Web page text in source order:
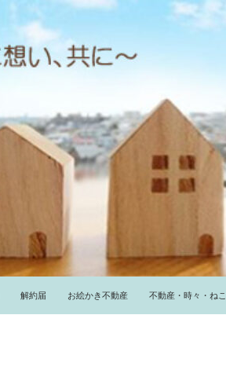
解約届 お絵かき不動産 不動産・時々・ねこ